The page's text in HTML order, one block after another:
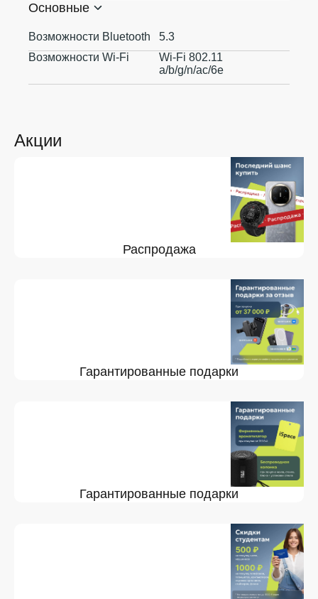
Акции
Распродажа
Гарантированные подарки
Гарантированные подарки
Основные
Возможности Bluetooth
5.3
Возможности Wi-Fi
Wi-Fi 802.11
a/b/g/n/ac/6e